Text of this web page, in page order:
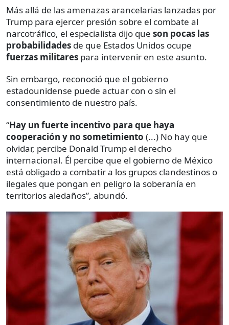
Más allá de las amenazas arancelarias lanzadas por
Trump para ejercer presión sobre el combate al
narcotráfico, el especialista dijo que son pocas las
probabilidades de que Estados Unidos ocupe
fuerzas militares para intervenir en este asunto.
Sin embargo, reconoció que el gobierno
estadounidense puede actuar con o sin el
consentimiento de nuestro país.
“Hay un fuerte incentivo para que haya
cooperación y no sometimiento (...) No hay que
olvidar, percibe Donald Trump el derecho
internacional. Él percibe que el gobierno de México
está obligado a combatir a los grupos clandestinos o
ilegales que pongan en peligro la soberanía en
territorios aledaños”, abundó.